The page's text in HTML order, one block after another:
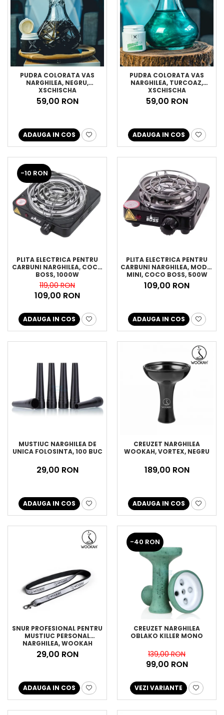
PUDRA COLORATA VAS
NARGHILEA, NEGRU,
XSCHISCHA
59,00 RON
ADAUGA IN COS
PUDRA COLORATA VAS
NARGHILEA, TURCOAZ,
XSCHISCHA
59,00 RON
ADAUGA IN COS
-10 RON
PLITA ELECTRICA PENTRU
CARBUNI NARGHILEA, COCO
BOSS, 1000W
119,00 RON
109,00 RON
ADAUGA IN COS
PLITA ELECTRICA PENTRU
CARBUNI NARGHILEA, MODEL
MINI, COCO BOSS, 500W
109,00 RON
ADAUGA IN COS
MUSTIUC NARGHILEA DE
UNICA FOLOSINTA, 100 BUC
29,00 RON
ADAUGA IN COS
CREUZET NARGHILEA
WOOKAH, VORTEX, NEGRU
189,00 RON
ADAUGA IN COS
SNUR PROFESIONAL PENTRU
MUSTIUC PERSONAL
NARGHILEA, WOOKAH
29,00 RON
ADAUGA IN COS
-40 RON
CREUZET NARGHILEA
OBLAKO KILLER MONO
139,00 RON
99,00 RON
VEZI VARIANTE